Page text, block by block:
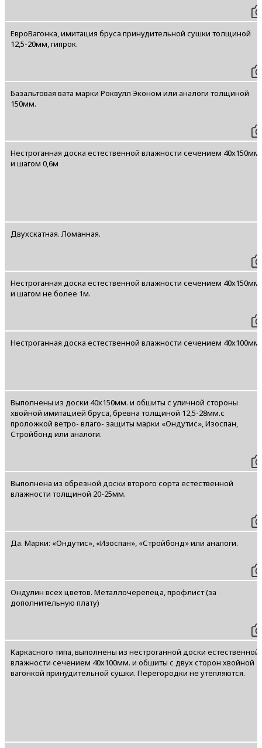
ЕвроВагонка, имитация бруса принудительной сушки толщиной
12,5-20мм, гипрок.
Базальтовая вата марки Роквулл Эконом или аналоги толщиной
150мм.
Нестроганная доска естественной влажности сечением 40х150мм
и шагом 0,6м
Двухскатная. Ломанная.
Нестроганная доска естественной влажности сечением 40х150мм
и шагом не более 1м.
Нестроганная доска естественной влажности сечением 40х100мм.
Выполнены из доски 40х150мм. и обшиты с уличной стороны
хвойной имитацией бруса, бревна толщиной 12,5-28мм.с
проложкой ветро- влаго- защиты марки «Ондутис», Изоспан,
Стройбонд или аналоги.
Выполнена из обрезной доски второго сорта естественной
влажности толщиной 20-25мм.
Да. Марки: «Ондутис», «Изоспан», «Стройбонд» или аналоги.
Ондулин всех цветов. Металлочерепеца, профлист (за
дополнительную плату)
Каркасного типа, выполнены из нестроганной доски естественной
влажности сечением 40х100мм. и обшиты с двух сторон хвойной
вагонкой принудительной сушки. Перегородки не утепляются.